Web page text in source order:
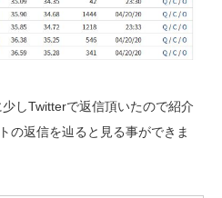
しTwitterで返信頂いたので紹介
の返信を辿ると見る事ができま